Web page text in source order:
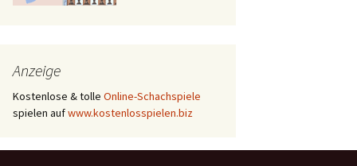
Anzeige
Kostenlose & tolle Online-Schachspiele
spielen aufwww.kostenlosspielen.biz